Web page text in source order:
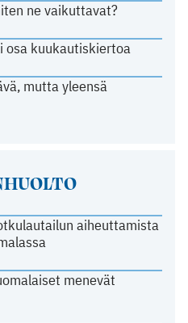
ne vaikuttavat?
osa kuukautiskiertoa
mutta yleensä
aiheuttamista
menevät